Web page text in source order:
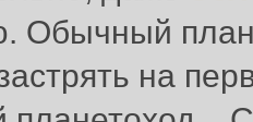
Обычный
на